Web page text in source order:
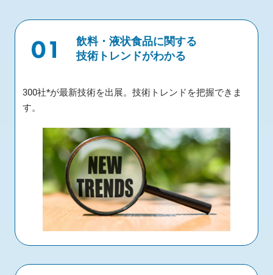
飲料・液状食品に関する
技術トレンドがわかる
300社*が最新技術を出展。技術トレンドを把握できま
す。